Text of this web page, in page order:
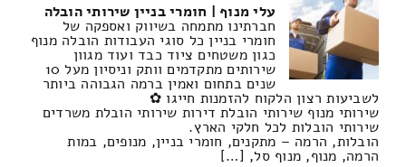
עלי מנוף | חומרי בניין שירותי הובלה
חברתינו מתמחה בשיווק ואספקה של
חומרי בניין כל סוגי העבודות הובלה מנוף
כגון משטחים ציוד כבד ועוד מגוון
שירותים מתקדמים וותק וניסיון מעל 10
שנים בתחום ואמין ברמה הגבוהה ביותר
לשביעות רצון הלקוח להזמנות חייגו ✿
שירותי מנוף שירותי הובלת דירות שירותי הובלת משרדים
שירותי הובלות לכל חלקי הארץ.
הובלות, הרמה – מתקנים, חומרי בניין, מנופים, במות
הרמה, מנוף, מנוף סל, […]